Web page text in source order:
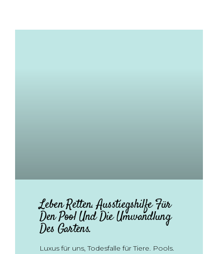
Leben Retten. Ausstiegshilfe Für
Den Pool Und Die Umwandlung
Des Gartens.
Luxus für uns, Todesfalle für Tiere. Pools.